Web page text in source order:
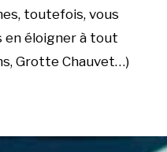
toutefois, vous
en éloigner à tout
Grotte Chauvet…)